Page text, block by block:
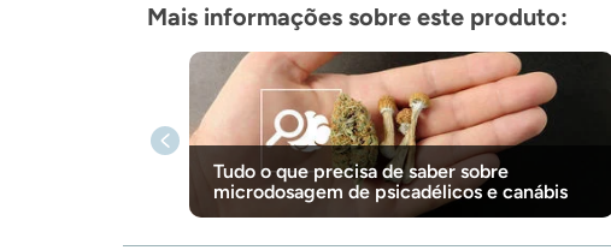
Mais informações sobre este produto:
Tudo o que precisa de saber sobre
microdosagem de psicadélicos e canábis